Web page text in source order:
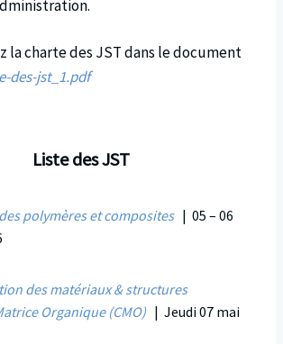
la charte des JST dans le document
des-jst_1.pdf
Liste des JST
polymères et composites| 05 – 06
des matériaux & structures
Organique (CMO) | Jeudi 07 mai